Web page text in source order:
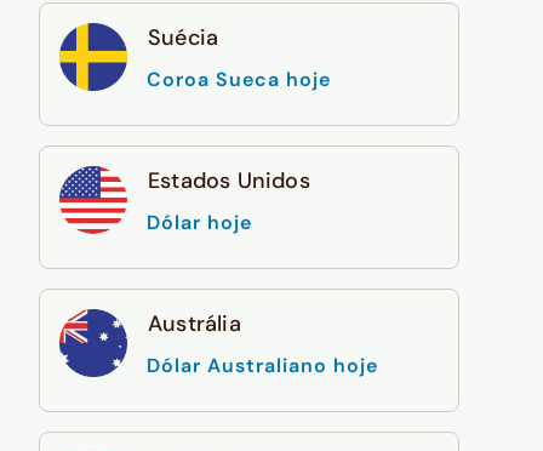
Suécia
Coroa Sueca hoje
Estados Unidos
Dólar hoje
Austrália
Dólar Australiano hoje